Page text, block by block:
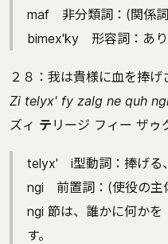
maf 非分類詞：(関係
bimex'ky 形容詞：あり
２８：我は貴様に血を捧げ
Zi telyx' fy zalg ne quh
ズィ テ リージ フィー ザゥ
telyx' i型動詞：捧げる
ngi 前置詞：(使役の主
ngi 節は、誰かに何かを
す。